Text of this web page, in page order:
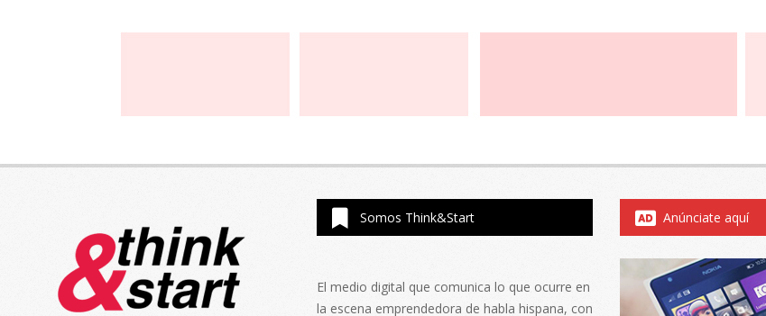
Somos Think&Start
El medio digital que comunica lo que ocurre en
la escena emprendedora de habla hispana, con
Anúnciate aquí